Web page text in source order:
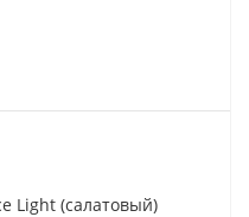
Light (салатовый)